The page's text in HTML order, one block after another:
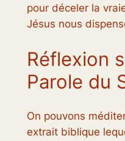
pour déceler la
Jésus nous
Réflexion
Parole du
On pouvons
extrait biblique